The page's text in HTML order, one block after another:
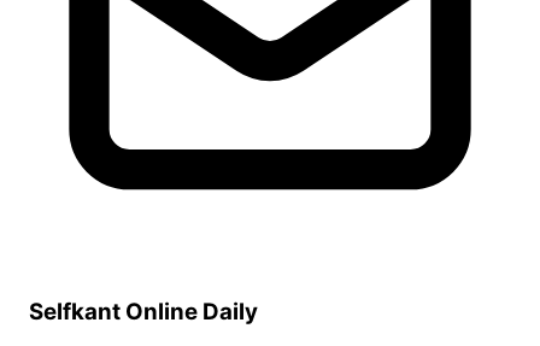
Selfkant Online Daily